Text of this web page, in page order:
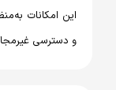
امکانات به‌منظور
غیرمجاز به